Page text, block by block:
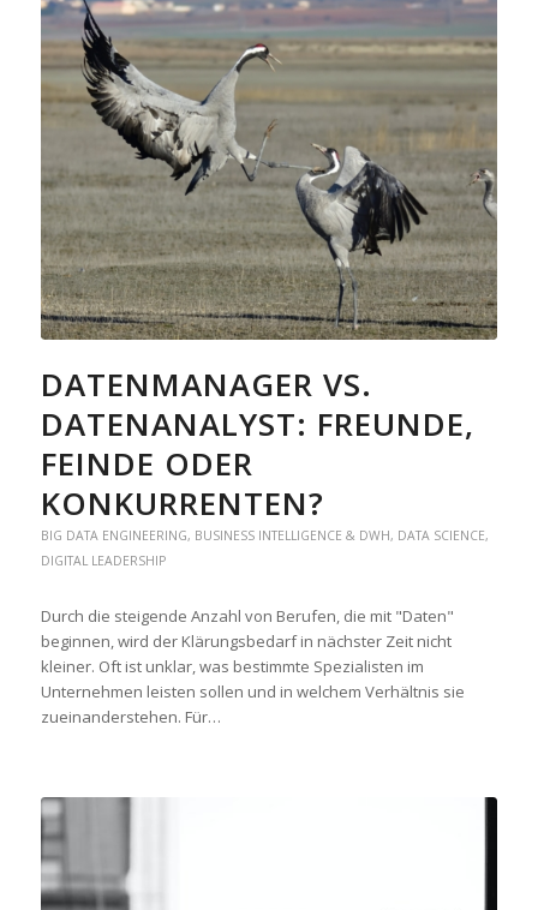
DATENMANAGER VS.
DATENANALYST: FREUNDE,
FEINDE ODER
KONKURRENTEN?
BIG DATA ENGINEERING, BUSINESS INTELLIGENCE & DWH, DATA SCIENCE,
DIGITAL LEADERSHIP
Durch die steigende Anzahl von Berufen, die mit "Daten"
beginnen, wird der Klärungsbedarf in nächster Zeit nicht
kleiner. Oft ist unklar, was bestimmte Spezialisten im
Unternehmen leisten sollen und in welchem Verhältnis sie
zueinanderstehen. Für…